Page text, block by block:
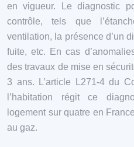
en vigueur. Le diagnostic
contrôle, tels que
ventilation, la présence d’un
fuite, etc. En cas
des travaux de mise en
3 ans. L’article L271-4 du
l’habitation régit ce
logement sur quatre en
au gaz.